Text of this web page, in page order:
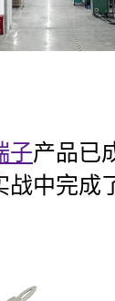
子产品已
中完成